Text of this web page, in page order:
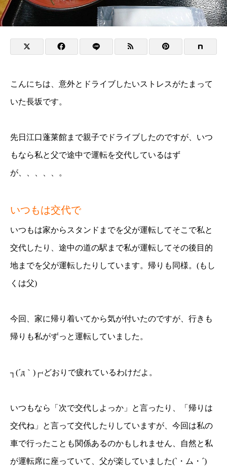
こんにちは、意外とドライブしたいストレスがたまって
いた長坂です。
先日江口蓬莱館まで親子でドライブしたのですが、いつ
もなら私と父で途中で運転を交代しているはず
が、、、、、。
いつもは交代で
いつもは家からスタンドまでを父が運転してそこで私と
交代したり、途中の道の駅まで私が運転してその後目的
地までを父が運転したりしています。帰りも同様。(もし
くは父)
今回、家に帰り着いてから気が付いたのですが、行きも
帰りも私がずっと運転していました。
┐(´д｀)┌‹どおりで疲れているわけだよ。
いつもなら「次で交代しよっか」と言ったり、「帰りは
交代ね」と言って交代したりしていますが、今回は私の
車で行ったことも関係あるのかもしれません、自然と私
が運転席に座っていて、父が楽していました(`・ム・´)